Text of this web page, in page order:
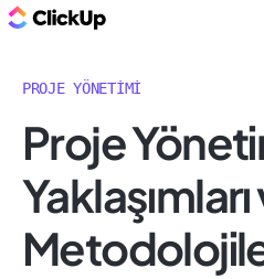
PROJE YÖNETIMI
Proje